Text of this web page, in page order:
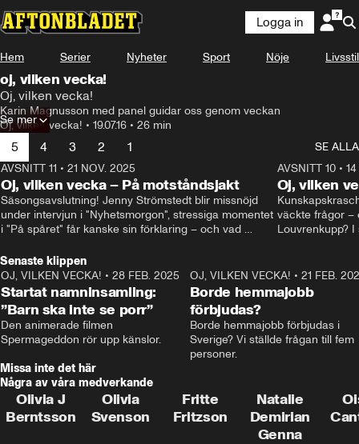
Logga in
Hem Serier Nyheter Sport Nöje Livsstil
oj, vilken vecka!
Oj, vilken vecka!
Karin Magnusson med panel guidar oss genom veckan
Oj, vilken vecka! • 19.07.16 • 26 min
Se mer
5 4 3 2 1
SE ALLA
AVSNITT 11 • 21 NOV. 2025
Oj, vilken vecka – På motståndsjakt
Säsongsavslutning! Jenny Strömstedt blir missnöjd
under intervjun i "Nyhetsmorgon", stressiga momentet
i "På spåret" får kanske sin förklaring – och vad
Cantwell och Karin Pettersson.
AVSNITT 10•
Oj, vilken
väckte frågor –
Louvrenkupp?
Senaste klippen
2:40
OJ, VILKEN VECKA! • 28 FEB. 2025
Startat namninsamling:
”Barn ska inte se porr”
Den animerade filmen
Spermageddon rör upp känslor.
OJ, VILKEN VECKA! • 21 FEB.
Borde hemmajobb
förbjudas?
Borde hemmajobb förbjudas i
Sverige? Vi ställde frågan till fem
personer.
Missa inte det här
Några av våra medverkande
Olivia J
Berntsson
Olivia
Svenson
Fritte
Fritzson
Natalie
Demirian
Genna